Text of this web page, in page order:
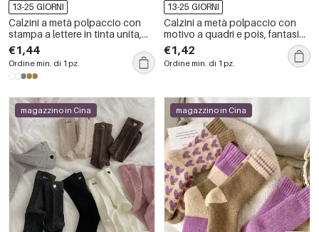
13-25 GIORNI
Calzini a metà polpaccio con
stampa a lettere in tinta unita,
leggermente elasticizzati.
€1,44
Ordine min. di 1 pz.
13-25 GIORNI
Calzini a metà polpaccio con
motivo a quadri e pois, fantasia
floreale e pois, elasticizzati e di
base.
€1,42
Ordine min. di 1 pz.
magazzino in Cina magazzino in Cina